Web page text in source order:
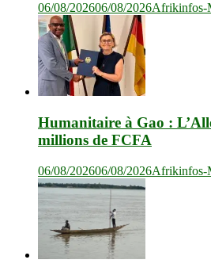
06/08/202606/08/2026Afrikinfos-
Humanitaire à Gao :
millions de FCFA
06/08/202606/08/2026Afrikinfos-